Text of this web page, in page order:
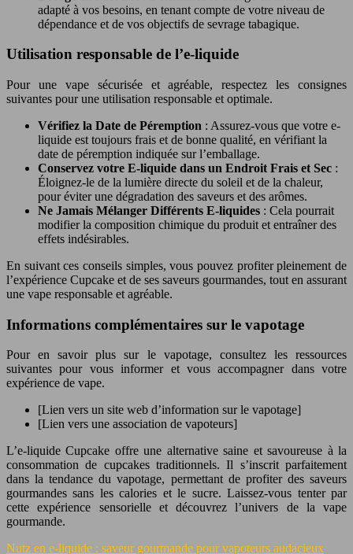
adapté à vos besoins, en tenant compte de votre niveau de
dépendance et de vos objectifs de sevrage tabagique.
Utilisation responsable de l’e-liquide
Pour une vape sécurisée et agréable, respectez les consignes
suivantes pour une utilisation responsable et optimale.
Vérifiez la Date de Péremption : Assurez-vous que votre e-
liquide est toujours frais et de bonne qualité, en vérifiant la
date de péremption indiquée sur l’emballage.
Conservez votre E-liquide dans un Endroit Frais et Sec :
Éloignez-le de la lumière directe du soleil et de la chaleur,
pour éviter une dégradation des saveurs et des arômes.
Ne Jamais Mélanger Différents E-liquides : Cela pourrait
modifier la composition chimique du produit et entraîner des
effets indésirables.
En suivant ces conseils simples, vous pouvez profiter pleinement de
l’expérience Cupcake et de ses saveurs gourmandes, tout en assurant
une vape responsable et agréable.
Informations complémentaires sur le vapotage
Pour en savoir plus sur le vapotage, consultez les ressources
suivantes pour vous informer et vous accompagner dans votre
expérience de vape.
[Lien vers un site web d’information sur le vapotage]
[Lien vers une association de vapoteurs]
L’e-liquide Cupcake offre une alternative saine et savoureuse à la
consommation de cupcakes traditionnels. Il s’inscrit parfaitement
dans la tendance du vapotage, permettant de profiter des saveurs
gourmandes sans les calories et le sucre. Laissez-vous tenter par
cette expérience sensorielle et découvrez l’univers de la vape
gourmande.
Nutz en e-liquide : saveur gourmande pour vapoteurs audacieux